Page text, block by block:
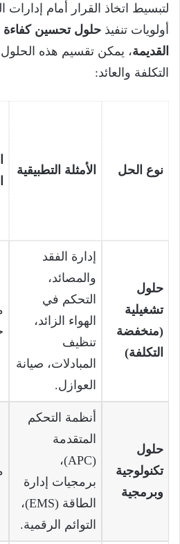
لتبسيط اتخاذ القرار أمام
أولويات تنفيذ حلول تحسين
القديمة، يمكن تقسيم هذه
التكلفة والعائد:
نوع الحل الأمثلة التطبيقية
حلول
تشغيلية
(منخفضة
التكلفة)
إدارة الفقد
والمصائد،
التحكم في
الهواء الزائد،
تنظيف
المبادلات، صيانة
العوازل.
حلول
تكنولوجية
وبرمجية
أنظمة التحكم
المتقدمة
(APC)،
برمجيات إدارة
الطاقة (EMS)،
التوائم الرقمية.